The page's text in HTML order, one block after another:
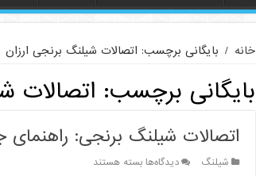
خانه / بایگانی برچسب: اتصالات شیلنگ برنجی ارزان
بایگانی برچسب: اتصالات
اتصالات شیلنگ برنجی: راهنمای
شیلنگ دیدگاه‌هابرای
بسته هستند